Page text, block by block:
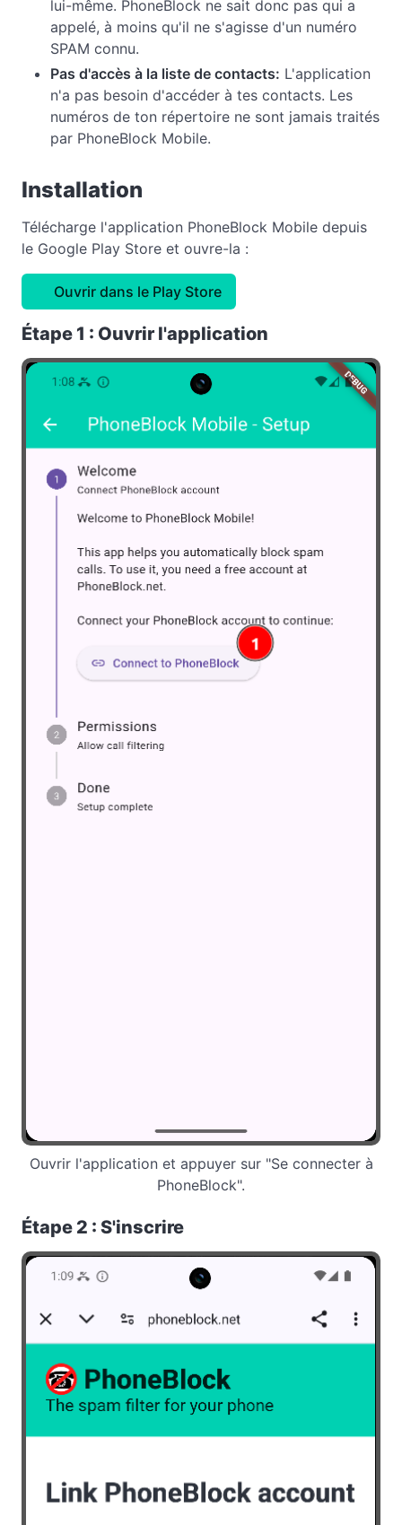
lui-même. PhoneBlock ne sait donc pas qui a
appelé, à moins qu'il ne s'agisse d'un numéro
SPAM connu.
Pas d'accès à la liste de contacts: L'application
n'a pas besoin d'accéder à tes contacts. Les
numéros de ton répertoire ne sont jamais traités
par PhoneBlock Mobile.
Installation
Télécharge l'application PhoneBlock Mobile depuis
le Google Play Store et ouvre-la :
Ouvrir dans le Play Store
Étape 1 : Ouvrir l'application
Ouvrir l'application et appuyer sur "Se connecter à
PhoneBlock".
Étape 2 : S'inscrire